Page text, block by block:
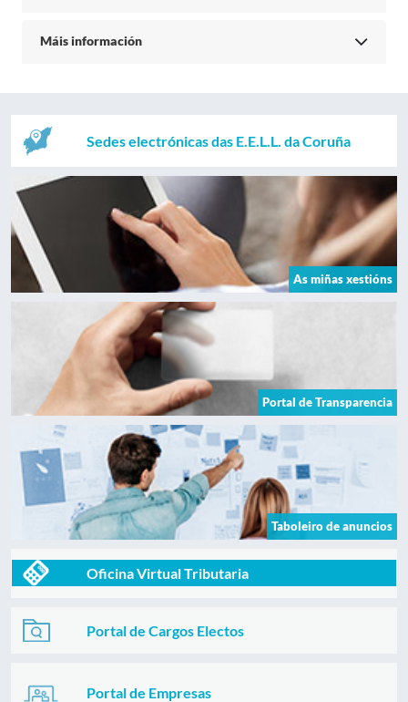
Máis información
Sedes electrónicas das E.E.L.L. da Coruña
As miñas xestións
Portal de Transparencia
Taboleiro de anuncios
Oficina Virtual Tributaria
Portal de Cargos Electos
Portal de Empresas